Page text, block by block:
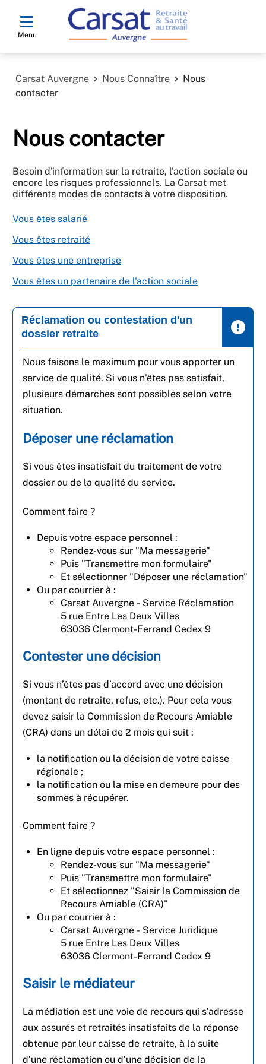
Menu
Carsat Auvergne Nous Connaître
Nous
contacter
Nous contacter
Besoin d'information sur la retraite, l'action sociale ou
encore les risques professionnels. La Carsat met
différents modes de contacts à votre disposition.
Vous êtes salarié
Vous êtes retraité
Vous êtes une entreprise
Vous êtes un partenaire de l'action sociale
Réclamation ou contestation d'un
dossier retraite
Nous faisons le maximum pour vous apporter un
service de qualité. Si vous n’êtes pas satisfait,
plusieurs démarches sont possibles selon votre
situation.
Déposer une réclamation
Si vous êtes insatisfait du traitement de votre
dossier ou de la qualité du service.
Comment faire ?
Depuis votre espace personnel :
Rendez-vous sur "Ma messagerie"
Puis "Transmettre mon formulaire"
Et sélectionner "Déposer une réclamation"
Ou par courrier à :
Carsat Auvergne - Service Réclamation
5 rue Entre Les Deux Villes
63036 Clermont-Ferrand Cedex 9
Contester une décision
Si vous n’êtes pas d’accord avec une décision
(montant de retraite, refus, etc.). Pour cela vous
devez saisir la Commission de Recours Amiable
(CRA) dans un délai de 2 mois qui suit :
la notification ou la décision de votre caisse
régionale ;
la notification ou la mise en demeure pour des
sommes à récupérer.
Comment faire ?
En ligne depuis votre espace personnel :
Rendez-vous sur "Ma messagerie"
Puis "Transmettre mon formulaire"
Et sélectionnez "Saisir la Commission de
Recours Amiable (CRA)"
Ou par courrier à :
Carsat Auvergne - Service Juridique
5 rue Entre Les Deux Villes
63036 Clermont-Ferrand Cedex 9
Saisir le médiateur
La médiation est une voie de recours qui s’adresse
aux assurés et retraités insatisfaits de la réponse
obtenue par leur caisse de retraite, à la suite
d’une réclamation ou d’une décision de la